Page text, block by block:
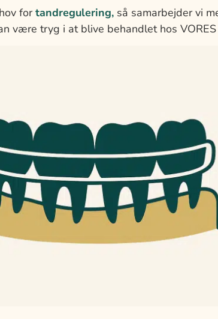
fortandregulering, så samarbejder vi
være tryg i at blive behandlet hos